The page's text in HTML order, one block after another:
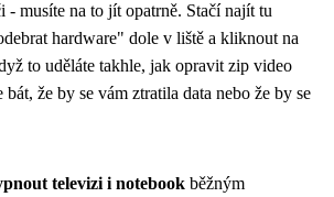
- musíte na to jít opatrně. Stačí najít tu
hardware" dole v liště a kliknout na
to uděláte takhle, jak opravit zip video
bát, že by se vám ztratila data nebo že by se
televizi i notebook běžným